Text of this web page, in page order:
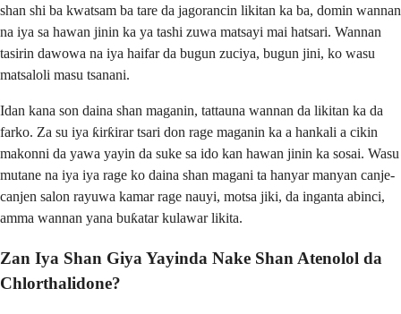
shan shi ba kwatsam ba tare da jagorancin likitan ka ba, domin wannan
na iya sa hawan jinin ka ya tashi zuwa matsayi mai hatsari. Wannan
tasirin dawowa na iya haifar da bugun zuciya, bugun jini, ko wasu
matsaloli masu tsanani.
Idan kana son daina shan maganin, tattauna wannan da likitan ka da
farko. Za su iya ƙirƙirar tsari don rage maganin ka a hankali a cikin
makonni da yawa yayin da suke sa ido kan hawan jinin ka sosai. Wasu
mutane na iya iya rage ko daina shan magani ta hanyar manyan canje-
canjen salon rayuwa kamar rage nauyi, motsa jiki, da inganta abinci,
amma wannan yana buƙatar kulawar likita.
Zan Iya Shan Giya Yayinda Nake Shan Atenolol da
Chlorthalidone?